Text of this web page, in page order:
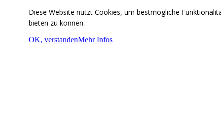
Diese Website nutzt Cookies, um bestmögliche
bieten zu können.
OK, verstandenMehr Infos